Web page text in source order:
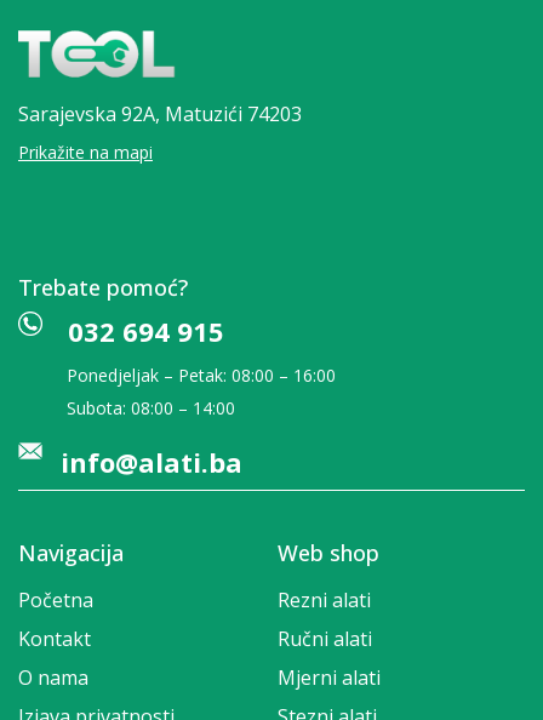
Sarajevska 92A, Matuzići 74203
Prikažite na mapi
Trebate pomoć?
032 694 915
Ponedjeljak – Petak: 08:00 – 16:00
Subota: 08:00 – 14:00
info@alati.ba
Navigacija
Početna
Kontakt
O nama
Web shop
Rezni alati
Ručni alati
Mjerni alati